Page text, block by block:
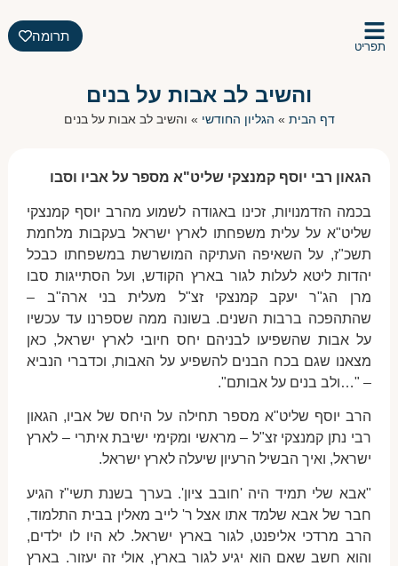
תפריט
תרומה
והשיב לב אבות על בנים
דף הבית » הגליון החודשי » והשיב לב אבות על בנים
הגאון רבי יוסף קמנצקי שליט"א מספר על אביו וסבו
בכמה הזדמנויות, זכינו באגודה לשמוע מהרב יוסף קמנצקי
שליט"א על עלית משפחתו לארץ ישראל בעקבות מלחמת
תשכ"ז, על השאיפה העתיקה המושרשת במשפחתו כבכל
יהדות ליטא לעלות לגור בארץ הקודש, ועל הסתייגות סבו
מרן הג"ר יעקב קמנצקי זצ"ל מעלית בני ארה"ב –
שהתהפכה ברבות השנים. בשונה ממה שספרנו עד עכשיו
על אבות שהשפיעו לבניהם יחס חיובי לארץ ישראל, כאן
מצאנו שגם בכח הבנים להשפיע על האבות, וכדברי הנביא
– "…ולב בנים על אבותם".
הרב יוסף שליט"א מספר תחילה על היחס של אביו, הגאון
רבי נתן קמנצקי זצ"ל – מראשי ומקימי ישיבת איתרי – לארץ
ישראל, ואיך הבשיל הרעיון שיעלה לארץ ישראל.
"אבא שלי תמיד היה 'חובב ציון'. בערך בשנת תשי"ז הגיע
חבר של אבא שלמד אתו אצל ר' לייב מאלין בבית התלמוד,
הרב מרדכי אליפנט, לגור בארץ ישראל. לא היו לו ילדים,
והוא חשב שאם הוא יגיע לגור בארץ, אולי זה יעזור. בארץ